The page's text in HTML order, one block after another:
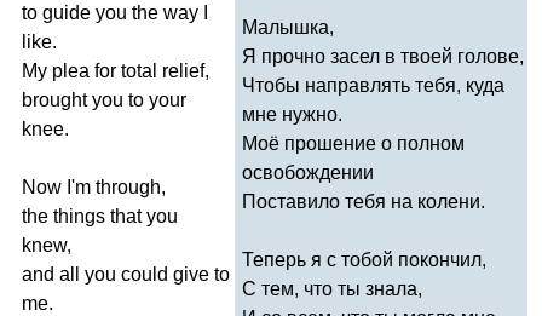
to guide you the way
like.
My plea for total relief,
brought you to your
knee.
Now I'm through,
the things that you
knew,
and all you could give to
me.
Малышка,
Я прочно засел в твоей голове,
Чтобы направлять тебя, куда
мне нужно.
Моё прошение о полном
освобождении
Поставило тебя на колени.
Теперь я с тобой покончил,
С тем, что ты знала,